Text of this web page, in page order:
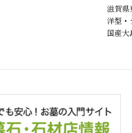
滋賀県
洋型・
国産大